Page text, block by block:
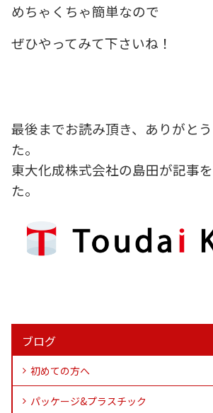
めちゃくちゃ簡単なので
ぜひやってみて下さいね！
最後までお読み頂き、ありがと
た。
東大化成株式会社の島田が記事
た。
ブログ
初めての方へ
パッケージ&プラスチック